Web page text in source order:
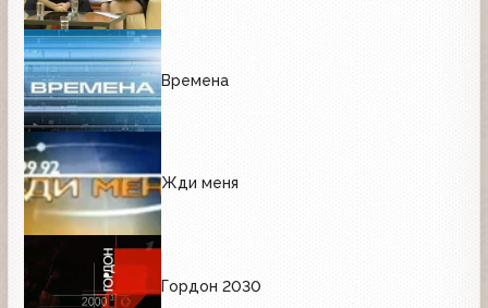
Времена
Жди меня
Гордон 2030